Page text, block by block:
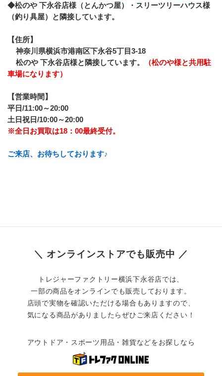
◆松のや 下永谷店様（とんかつ屋）・スリーツリーハウス様
（釣り具屋）と隣接しています。
【住所】
神奈川県横浜市港南区下永谷5丁目3-18
松のや 下永谷店様と隣接しています。
（松のや様と共用駐
車場になります）
【営業時間】
平日/11:00～20:00
土日祝日/10:00～20:00
※全日お買取は18：00最終受付。
ご来店、お待ちしております♪
＼ オンラインストアでも販売中 ／
トレジャーファクトリー横浜下永谷店では、
一部の商品をオンラインでも販売しております。
店頭で実物を確認いただける場合もありますので、
気になる商品がありましたらぜひご来店ください！
アウトドア・スポーツ用品・雑貨などをお探しなら